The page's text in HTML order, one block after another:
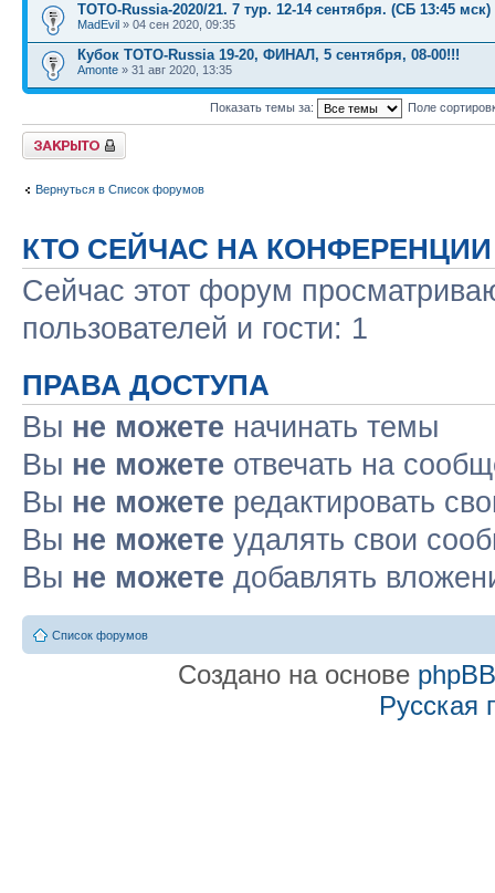
TOTO-Russia-2020/21. 7 тур. 12-14 сентября. (СБ 13:45 мск)
MadEvil » 04 сен 2020, 09:35
Кубок TOTO-Russia 19-20, ФИНАЛ, 5 сентября, 08-00!!!
Amonte » 31 авг 2020, 13:35
Показать темы за: Поле
Форум закрыт
Вернуться в Список форумов
КТО СЕЙЧАС НА КОНФЕРЕНЦИИ
Сейчас этот форум
пользователей и гости: 1
ПРАВА ДОСТУПА
Вы не можете начинать темы
Вы не можете отвечать на
Вы не можете редактировать
Вы не можете удалять свои
Вы не можете добавлять
Список форумов
Создано на основе phpBB
Русская